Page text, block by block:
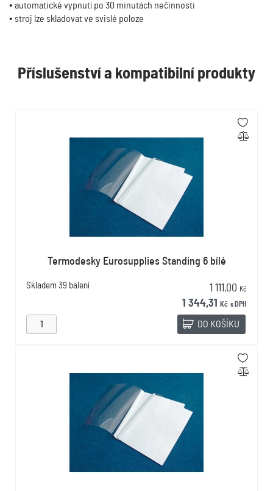
• automatické vypnutí po 30 minutách nečinnosti
• stroj lze skladovat ve svislé poloze
Příslušenství a kompatibilní produkty
Termodesky Eurosupplies Standing 6 bílé
Skladem 39 balení 1 111,00 Kč
1 344,31 Kč s DPH
DO KOŠÍKU